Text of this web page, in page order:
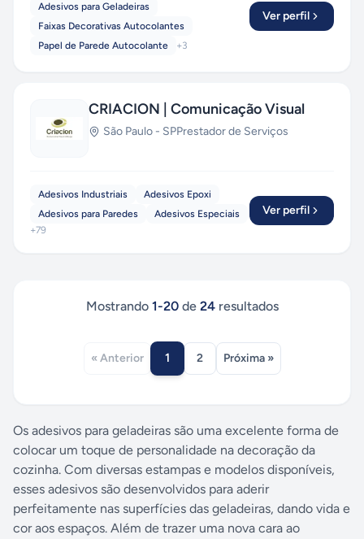
Adesivos para Geladeiras
Faixas Decorativas Autocolantes
Papel de Parede Autocolante
+3
Ver perfil
CRIACION | Comunicação Visual
São Paulo - SPPrestador de Serviços
Adesivos Industriais
Adesivos Epoxi
Adesivos para Paredes
Adesivos Especiais
+79
Ver perfil
Mostrando 1-20de 24resultados
« Anterior 1 2 Próxima »
Os adesivos para geladeiras são uma excelente forma de
colocar um toque de personalidade na decoração da
cozinha. Com diversas estampas e modelos disponíveis,
esses adesivos são desenvolvidos para aderir
perfeitamente nas superfícies das geladeiras, dando vida e
cor aos espaços. Além de trazer uma nova cara ao